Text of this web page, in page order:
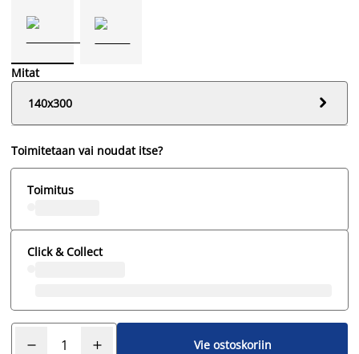
Mitat
140x300

Toimitetaan vai noudat itse?
Toimitus
Click & Collect
Vie ostoskoriin